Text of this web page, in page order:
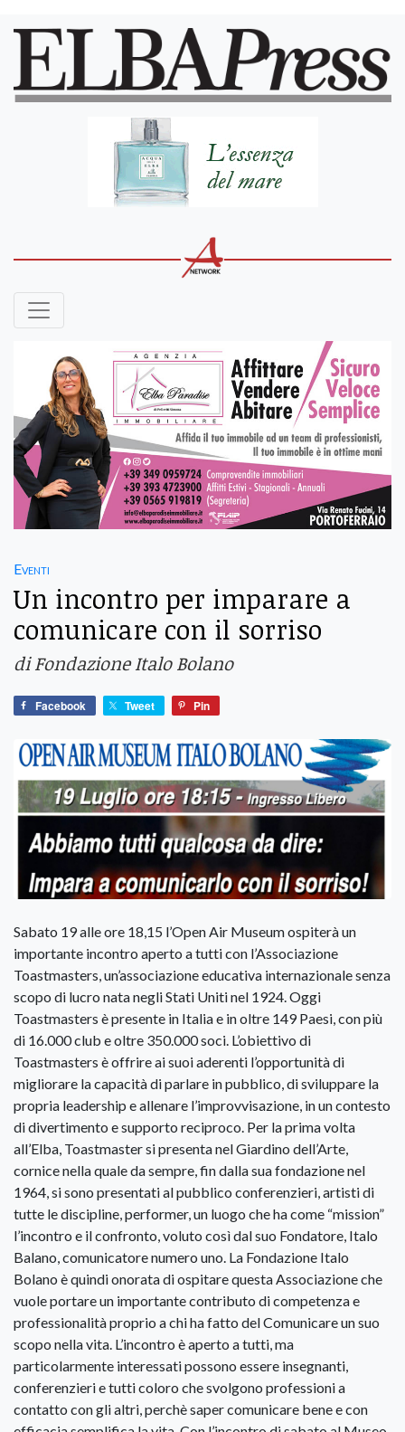
Eventi
Un incontro per imparare a
comunicare con il sorriso
di Fondazione Italo Bolano
Facebook Tweet Pin
Sabato 19 alle ore 18,15 l’Open Air Museum ospiterà un
importante incontro aperto a tutti con l’Associazione
Toastmasters, un’associazione educativa internazionale senza
scopo di lucro nata negli Stati Uniti nel 1924. Oggi
Toastmasters è presente in Italia e in oltre 149 Paesi, con più
di 16.000 club e oltre 350.000 soci. L’obiettivo di
Toastmasters è offrire ai suoi aderenti l’opportunità di
migliorare la capacità di parlare in pubblico, di sviluppare la
propria leadership e allenare l’improvvisazione, in un contesto
di divertimento e supporto reciproco. Per la prima volta
all’Elba, Toastmaster si presenta nel Giardino dell’Arte,
cornice nella quale da sempre, fin dalla sua fondazione nel
1964, si sono presentati al pubblico conferenzieri, artisti di
tutte le discipline, performer, un luogo che ha come “mission”
l’incontro e il confronto, voluto così dal suo Fondatore, Italo
Balano, comunicatore numero uno. La Fondazione Italo
Bolano è quindi onorata di ospitare questa Associazione che
vuole portare un importante contributo di competenza e
professionalità proprio a chi ha fatto del Comunicare un suo
scopo nella vita. L’incontro è aperto a tutti, ma
particolarmente interessati possono essere insegnanti,
conferenzieri e tutti coloro che svolgono professioni a
contatto con gli altri, perchè saper comunicare bene e con